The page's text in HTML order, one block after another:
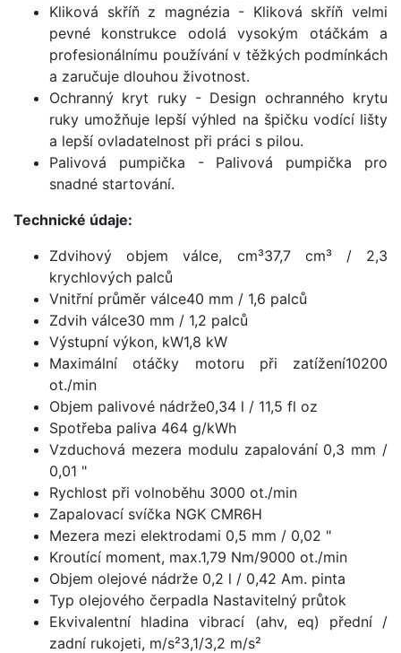
Kliková skříň z magnézia - Kliková skříň velmi
pevné konstrukce odolá vysokým otáčkám a
profesionálnímu používání v těžkých podmínkách
a zaručuje dlouhou životnost.
Ochranný kryt ruky - Design ochranného krytu
ruky umožňuje lepší výhled na špičku vodící lišty
a lepší ovladatelnost při práci s pilou.
Palivová pumpička - Palivová pumpička pro
snadné startování.
Technické údaje:
Zdvihový objem válce, cm³37,7 cm³ / 2,3
krychlových palců
Vnitřní průměr válce40 mm / 1,6 palců
Zdvih válce30 mm / 1,2 palců
Výstupní výkon, kW1,8 kW
Maximální otáčky motoru při zatížení10200
ot./min
Objem palivové nádrže0,34 l / 11,5 fl oz
Spotřeba paliva 464 g/kWh
Vzduchová mezera modulu zapalování 0,3 mm /
0,01 "
Rychlost při volnoběhu 3000 ot./min
Zapalovací svíčka NGK CMR6H
Mezera mezi elektrodami 0,5 mm / 0,02 "
Kroutící moment, max.1,79 Nm/9000 ot./min
Objem olejové nádrže 0,2 l / 0,42 Am. pinta
Typ olejového čerpadla Nastavitelný průtok
Ekvivalentní hladina vibrací (ahv, eq) přední /
zadní rukojeti, m/s²3,1/3,2 m/s²